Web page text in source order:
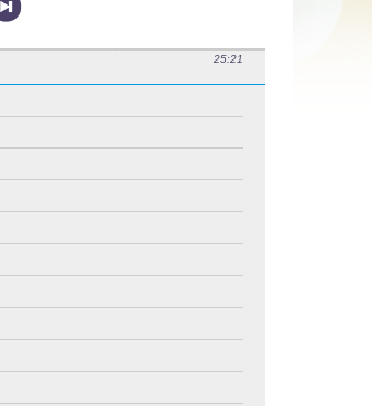
25:21
예 하나님, 제가 여기 있
습니다
언니, 여기 남조선이야
길 위의 복음
24시간 찬양